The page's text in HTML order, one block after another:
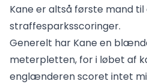
Kane er altså første mand
straffesparksscoringer.
Generelt har Kane en
meterpletten, for i løbet af
englænderen scoret intet